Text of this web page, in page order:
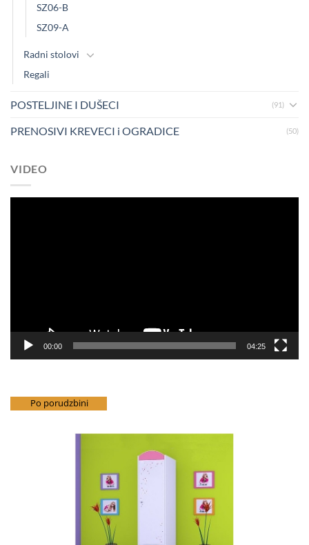
SZ06-B
SZ09-A
Radni stolovi
Regali
POSTELJINE I DUŠECI (91)
PRENOSIVI KREVECI i OGRADICE (50)
VIDEO
00:00 04:25
besplatna dostava
Po porudzbini